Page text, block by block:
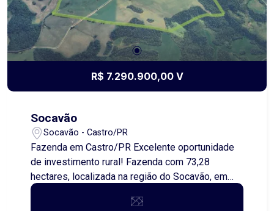
R$ 7.290.900,00 V
Socavão
Socavão - Castro/PR
Fazenda em Castro/PR Excelente oportunidade
de investimento rural! Fazenda com 73,28
hectares, localizada na região do Socavão, em
Castro ? PR, área reconhecida pela sua vocação